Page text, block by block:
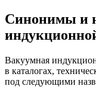
Синонимы и
Вакуумная
в каталогах,
под следующими